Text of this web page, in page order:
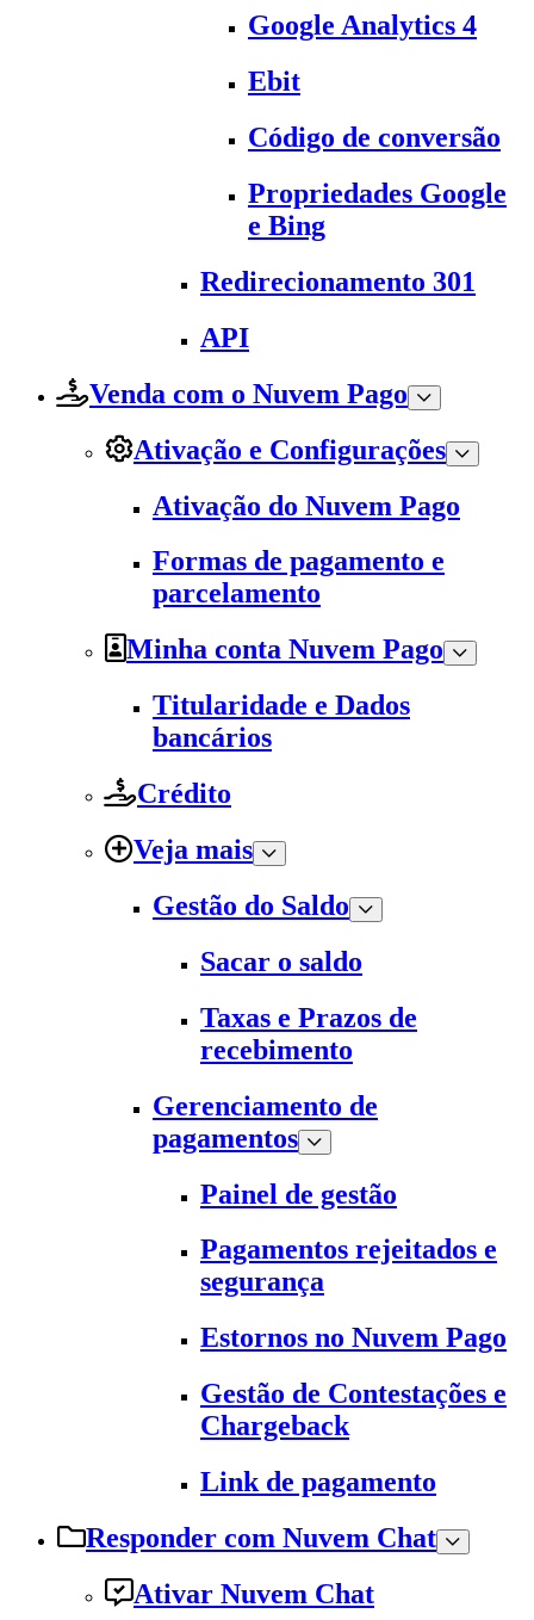
Google Analytics 4
Ebit
Código de conversão
Propriedades Google
e Bing
Redirecionamento 301
API
Venda com o Nuvem Pago
Ativação e Configurações
Ativação do Nuvem Pago
Formas de pagamento e
parcelamento
Minha conta Nuvem Pago
Titularidade e Dados
bancários
Crédito
Veja mais
Gestão do Saldo
Sacar o saldo
Taxas e Prazos de
recebimento
Gerenciamento de
pagamentos
Painel de gestão
Pagamentos rejeitados e
segurança
Estornos no Nuvem Pago
Gestão de Contestações e
Chargeback
Link de pagamento
Responder com Nuvem Chat
Ativar Nuvem Chat